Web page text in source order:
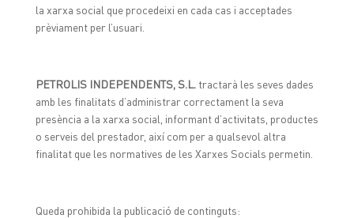
la xarxa social que procedeixi en cada cas i acceptades
prèviament per l’usuari.
PETROLIS INDEPENDENTS, S.L.tractarà les seves dades
amb les finalitats d’administrar correctament la seva
presència a la xarxa social, informant d’activitats, productes
o serveis del prestador, així com per a qualsevol altra
finalitat que les normatives de les Xarxes Socials permetin.
Queda prohibida la publicació de continguts: